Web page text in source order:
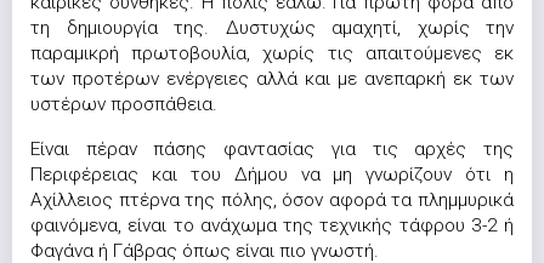
τη δημιουργία της. Δυστυχώς αμαχητί, χωρίς την
παραμικρή πρωτοβουλία, χωρίς τις απαιτούμενες εκ
των προτέρων ενέργειες αλλά και με ανεπαρκή εκ των
υστέρων προσπάθεια.
Είναι πέραν πάσης φαντασίας για τις αρχές της
Περιφέρειας και του Δήμου να μη γνωρίζουν ότι η
Αχίλλειος πτέρνα της πόλης, όσον αφορά τα πλημμυρικά
φαινόμενα, είναι το ανάχωμα της τεχνικής τάφρου 3-2 ή
Φαγάνα ή Γάβρας όπως είναι πιο γνωστή.